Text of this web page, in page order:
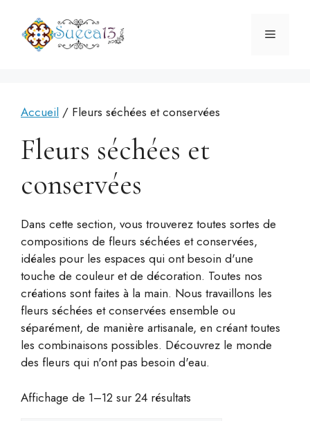
contenu
Menu
Accueil / Fleurs séchées et conservées
Fleurs séchées et
conservées
Dans cette section, vous trouverez toutes sortes de
compositions de fleurs séchées et conservées,
idéales pour les espaces qui ont besoin d'une
touche de couleur et de décoration. Toutes nos
créations sont faites à la main. Nous travaillons les
fleurs séchées et conservées ensemble ou
séparément, de manière artisanale, en créant toutes
les combinaisons possibles. Découvrez le monde
des fleurs qui n'ont pas besoin d'eau.
Affichage de 1–12 sur 24 résultats